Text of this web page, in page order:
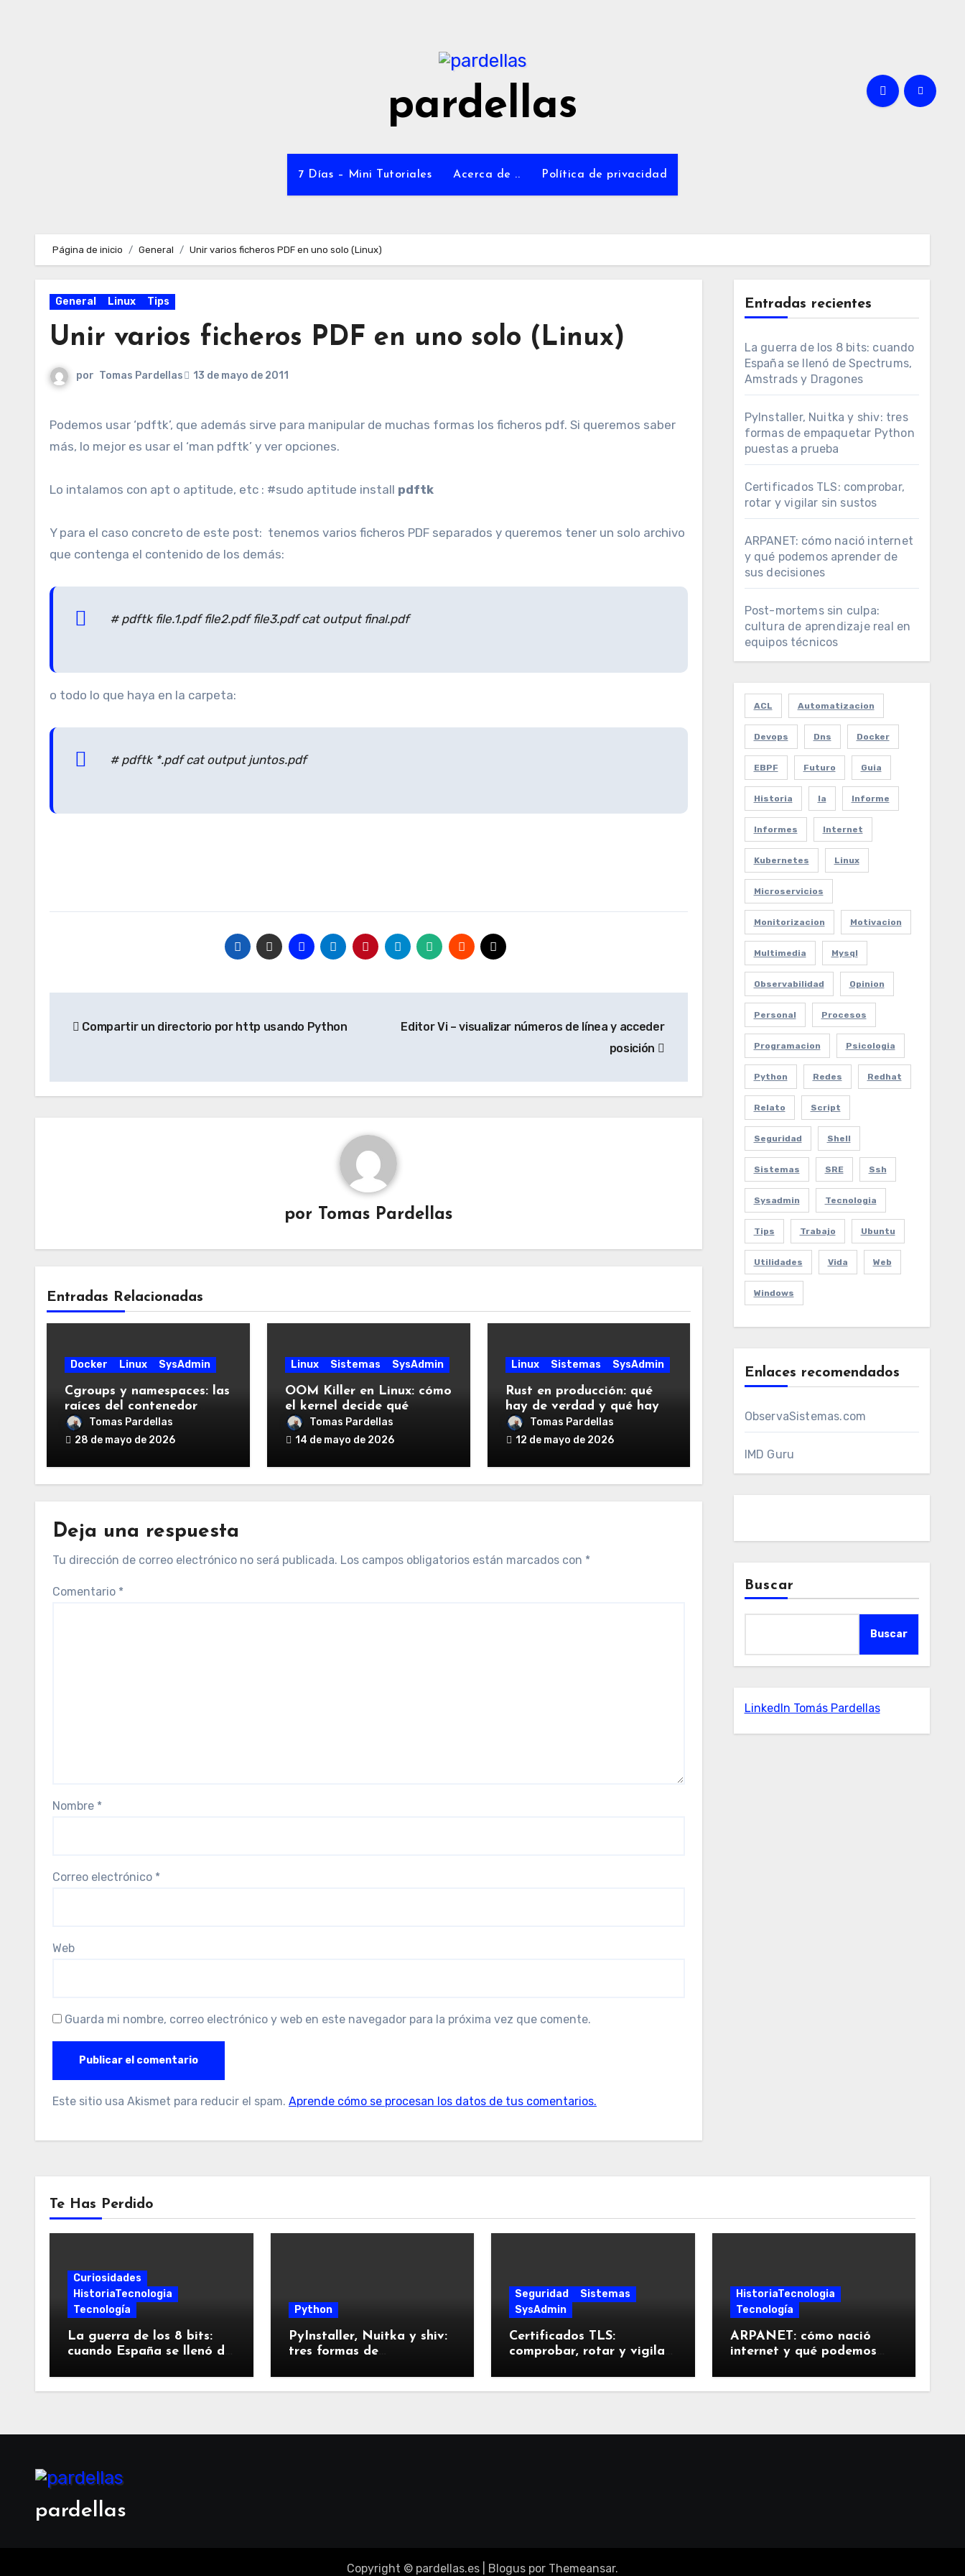
pardellas
7 Días – Mini Tutoriales Acerca de .. Política de privacidad
Página de inicio General Unir varios ficheros PDF en uno solo (Linux)
General Linux Tips
Unir varios ficheros PDF en uno solo (Linux)
por Tomas Pardellas 13 de mayo de 2011
Podemos usar ‘pdftk’, que además sirve para manipular de muchas formas los ficheros pdf. Si queremos saber
más, lo mejor es usar el ‘man pdftk’ y ver opciones.
Lo intalamos con apt o aptitude, etc : #sudo aptitude install pdftk
Y para el caso concreto de este post: tenemos varios ficheros PDF separados y queremos tener un solo archivo
que contenga el contenido de los demás:
# pdftk file.1.pdf file2.pdf file3.pdf cat output final.pdf
o todo lo que haya en la carpeta:
# pdftk *.pdf cat output juntos.pdf
de Compartir un directorio por http usando Python
Editor Vi – visualizar números de línea y acceder
posición
por Tomas Pardellas
Entradas Relacionadas
Docker Linux SysAdmin
Cgroups y namespaces: las
raíces del contenedor
moderno
Tomas Pardellas
28 de mayo de 2026
Linux Sistemas SysAdmin
OOM Killer en Linux: cómo
el kernel decide qué
proceso muere y cómo
controlarlo
Tomas Pardellas
14 de mayo de 2026
Linux Sistemas SysAdmin
Rust en producción: qué
hay de verdad y qué hay
de marketing
Tomas Pardellas
12 de mayo de 2026
Deja una respuesta
Tu dirección de correo electrónico no será publicada. Los campos obligatorios están marcados con *
Comentario *
Nombre *
Correo electrónico *
Web
Guarda mi nombre, correo electrónico y web en este navegador para la próxima vez que comente.
Este sitio usa Akismet para reducir el spam. Aprende cómo se procesan los datos de tus comentarios.
Entradas recientes
La guerra de los 8 bits: cuando
España se llenó de Spectrums,
Amstrads y Dragones
PyInstaller, Nuitka y shiv: tres
formas de empaquetar Python
puestas a prueba
Certificados TLS: comprobar,
rotar y vigilar sin sustos
ARPANET: cómo nació internet
y qué podemos aprender de
sus decisiones
Post-mortems sin culpa:
cultura de aprendizaje real en
equipos técnicos
ACL Automatizacion
Devops Dns Docker
EBPF Futuro Guia
Historia Ia Informe
Informes Internet
Kubernetes Linux
Microservicios
Monitorizacion Motivacion
Multimedia Mysql
Observabilidad Opinion
Personal Procesos
Programacion Psicologia
Python Redes Redhat
Relato Script
Seguridad Shell
Sistemas SRE Ssh
Sysadmin Tecnologia
Tips Trabajo Ubuntu
Utilidades Vida Web
Windows
Enlaces recomendados
ObservaSistemas.com
IMD Guru
Buscar
Buscar
LinkedIn Tomás Pardellas
Te Has Perdido
Curiosidades
HistoriaTecnologia
Tecnología
La guerra de los 8 bits:
cuando España se llenó de
Dragones
Python
PyInstaller, Nuitka y shiv:
tres formas de
puestas a prueba
Seguridad
Sistemas
SysAdmin
Certificados TLS:
comprobar, rotar y vigilar
HistoriaTecnologia
Tecnología
ARPANET: cómo nació
internet y qué podemos
pardellas
Copyright © pardellas.es Blogus por Themeansar.